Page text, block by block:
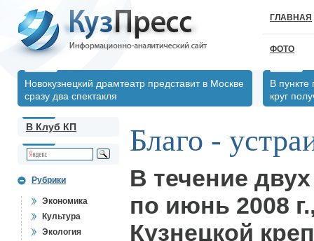
ГЛАВНАЯ
ФОТО
Новокузнецкий драмтеатр представит в Москве
сразу два спектакля
В пункте
круг
В Клуб КП
Рубрики
Экономика
Культура
Экология
Благо -
В течение
по июнь 2008
Кузнецкой